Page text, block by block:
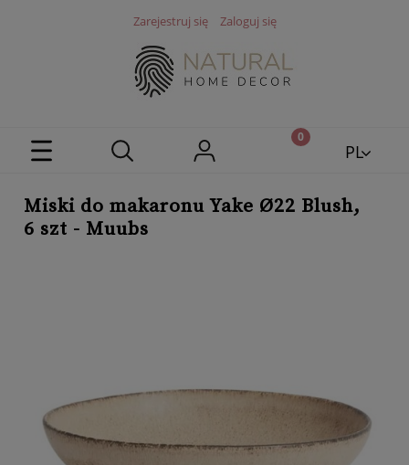
Zarejestruj się Zaloguj się
PL
Miski do makaronu Yake Ø22 Blush,
6 szt - Muubs